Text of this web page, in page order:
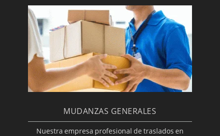
MUDANZAS GENERALES
Nuestra empresa profesional de traslados en